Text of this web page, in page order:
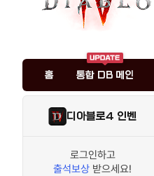
홈 통합 DB 메인
디아블로4 인벤
로그인하고
출석보상 받으세요!